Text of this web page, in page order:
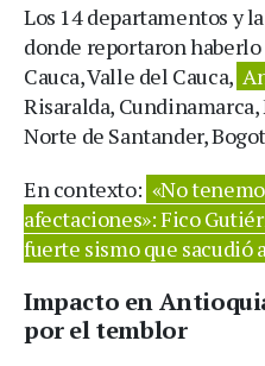
Los 14 departamentos y
donde reportaron
Cauca, Valle del Cauca,
Risaralda, Cundinamarca,
Norte de Santander,
En contexto: «No
afectaciones»: Fico
fuerte sismo que sacudió
Impacto en
por el temblor